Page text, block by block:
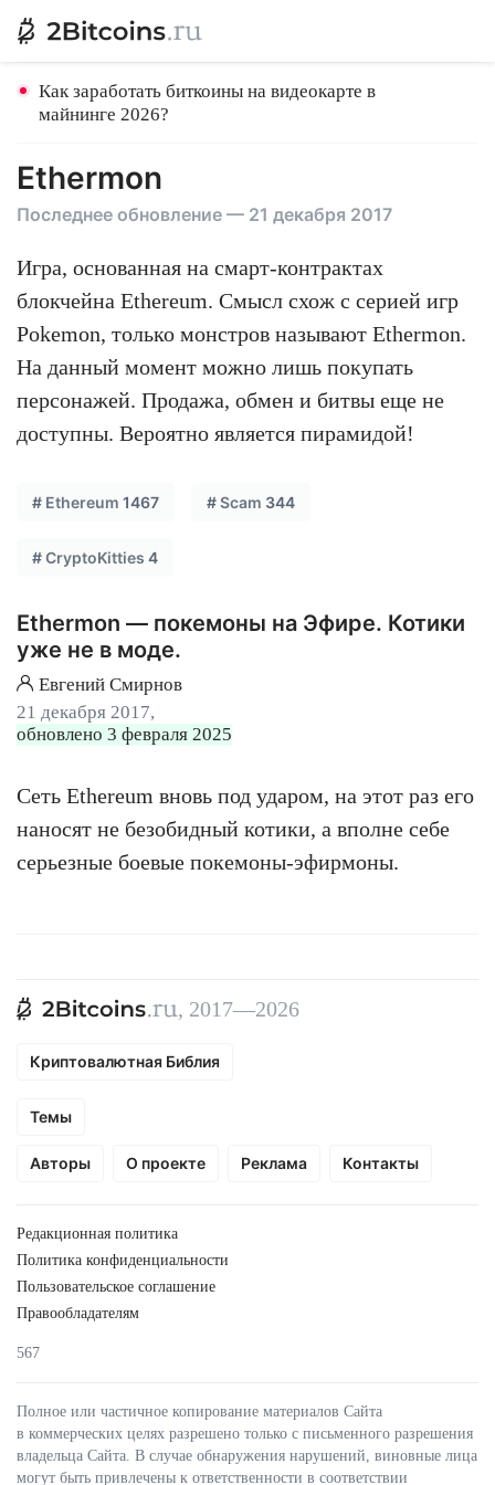
Как заработать биткоины на видеокарте в
майнинге 2026?
Ethermon
Последнее обновление — 21 декабря 2017
Игра, основанная на смарт-контрактах
блокчейна Ethereum. Смысл схож с серией игр
Pokemon, только монстров называют Ethermon.
На данный момент можно лишь покупать
персонажей. Продажа, обмен и битвы еще не
доступны. Вероятно является пирамидой!
# Ethereum 1467 #Scam 344
#CryptoKitties 4
Ethermon — покемоны на Эфире. Котики
уже не в моде.
Евгений Смирнов
21 декабря 2017,
обновлено 3 февраля 2025
Сеть Ethereum вновь под ударом, на этот раз его
наносят не безобидный котики, а вполне себе
серьезные боевые покемоны-эфирмоны.
, 2017—2026
Криптовалютная Библия
Темы
Авторы О проекте Реклама Контакты
Редакционная политика
Политика конфиденциальности
Пользовательское соглашение
Правообладателям
567
Полное или частичное копирование материалов Сайта
в коммерческих целях разрешено только с письменного разрешения
владельца Сайта. В случае обнаружения нарушений, виновные лица
могут быть привлечены к ответственности в соответствии